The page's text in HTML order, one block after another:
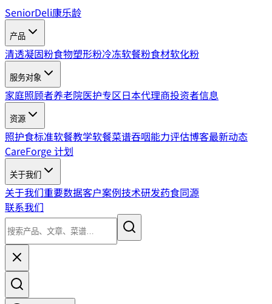
SeniorDeli康乐龄
产品
清透凝固粉食物塑形粉冷冻软餐粉食材软化粉
服务对象
家庭照顾者养老院医护专区日本代理商投资者信息
资源
照护食标准软餐教学软餐菜谱吞咽能力评估博客最新动态
CareForge 计划
关于我们
关于我们重要数据客户案例技术研发药食同源
联系我们